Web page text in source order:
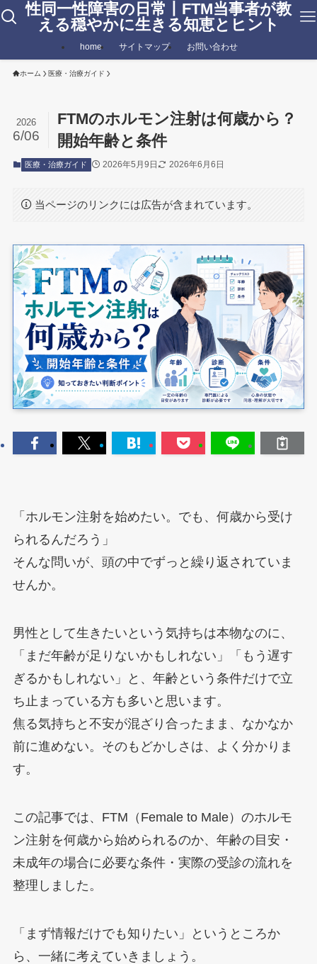
性同一性障害の日常丨FTM当事者が教
える穏やかに生きる知恵とヒント
home サイトマップ お問い合わせ
ホーム 医療・治療ガイド
FTMのホルモン注射は何歳から？
開始年齢と条件
2026
6/06
医療・治療ガイド 2026年5月9日 2026年6月6日
当ページのリンクには広告が含まれています。
「ホルモン注射を始めたい。でも、何歳から受け
られるんだろう」
そんな問いが、頭の中でずっと繰り返されていま
せんか。
男性として生きたいという気持ちは本物なのに、
「まだ年齢が足りないかもしれない」「もう遅す
ぎるかもしれない」と、年齢という条件だけで立
ち止まっている方も多いと思います。
焦る気持ちと不安が混ざり合ったまま、なかなか
前に進めない。そのもどかしさは、よく分かりま
す。
この記事では、FTM（Female to Male）のホルモ
ン注射を何歳から始められるのか、年齢の目安・
未成年の場合に必要な条件・実際の受診の流れを
整理しました。
「まず情報だけでも知りたい」というところか
ら、一緒に考えていきましょう。